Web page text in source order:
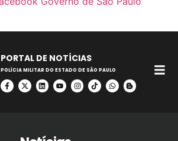
PORTAL DE NOTÍCIAS
POLÍCIA MILITAR DO ESTADO DE SÃO PAULO